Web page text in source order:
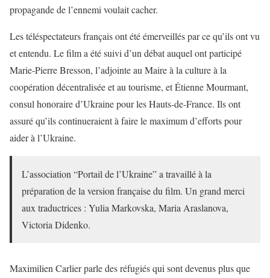
propagande de l’ennemi voulait cacher.
Les téléspectateurs français ont été émerveillés par ce qu’ils ont vu
et entendu. Le film a été suivi d’un débat auquel ont participé
Marie-Pierre Bresson, l’adjointe au Maire à la culture à la
coopération décentralisée et au tourisme, et Étienne Mourmant,
consul honoraire d’Ukraine pour les Hauts-de-France. Ils ont
assuré qu’ils continueraient à faire le maximum d’efforts pour
aider à l’Ukraine.
L’association “Portail de l’Ukraine” a travaillé à la
préparation de la version française du film. Un grand merci
aux traductrices : Yulia Markovska, Maria Araslanova,
Victoria Didenko.
Maximilien Carlier parle des réfugiés qui sont devenus plus que